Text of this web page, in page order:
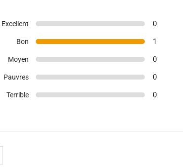
Excellent 0
Bon 1
Moyen 0
Pauvres 0
Terrible 0